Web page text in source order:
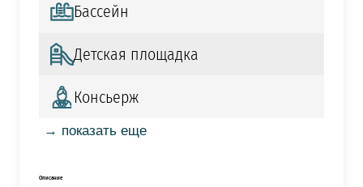
Бассейн
Детская площадка
Консьерж
→ показать еще
Описание